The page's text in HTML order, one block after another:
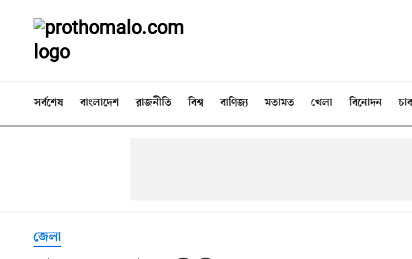
সর্বশেষ বাংলাদেশ রাজনীতি বিশ্ব বাণিজ্য মতামত খেলা বিনোদন
জেলা